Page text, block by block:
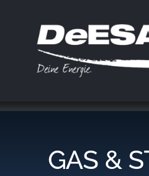
Geschäftsfelder
GAS &